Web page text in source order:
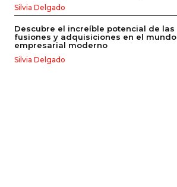
Silvia Delgado
Descubre el increíble potencial de las
fusiones y adquisiciones en el mundo
empresarial moderno
Silvia Delgado